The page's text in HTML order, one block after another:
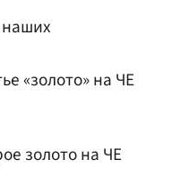
«золото» на ЧЕ
золото на ЧЕ